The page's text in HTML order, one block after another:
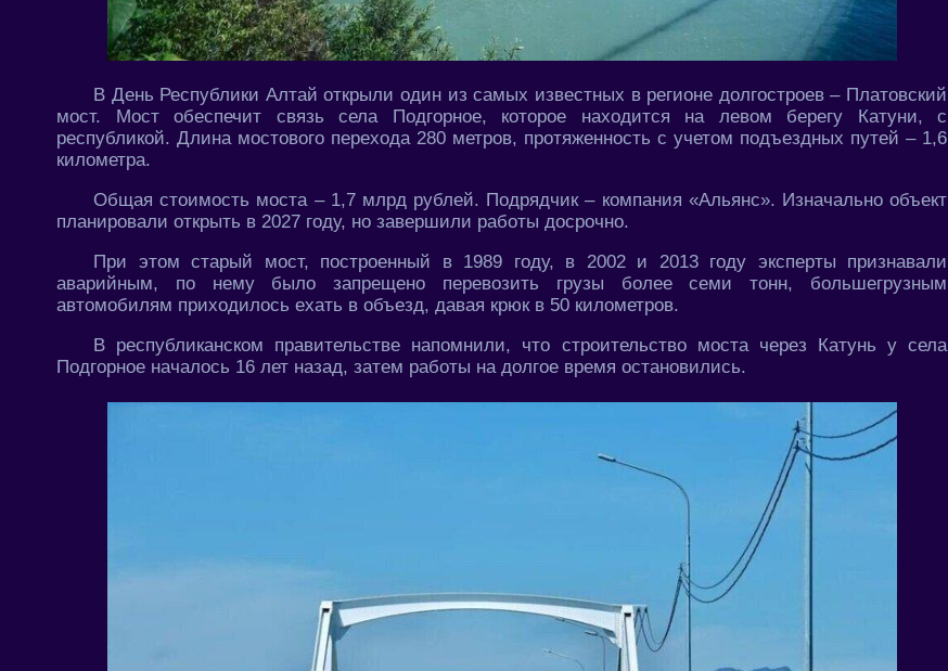
В День Республики Алтай открыли один из самых известных в регионе долгостроев – Платовский
мост. Мост обеспечит связь села Подгорное, которое находится на левом берегу Катуни, с
республикой. Длина мостового перехода 280 метров, протяженность с учетом подъездных путей – 1,6
километра.
Общая стоимость моста – 1,7 млрд рублей. Подрядчик – компания «Альянс». Изначально объект
планировали открыть в 2027 году, но завершили работы досрочно.
При этом старый мост, построенный в 1989 году, в 2002 и 2013 году эксперты признавали
аварийным, по нему было запрещено перевозить грузы более семи тонн, большегрузным
автомобилям приходилось ехать в объезд, давая крюк в 50 километров.
В республиканском правительстве напомнили, что строительство моста через Катунь у села
Подгорное началось 16 лет назад, затем работы на долгое время остановились.